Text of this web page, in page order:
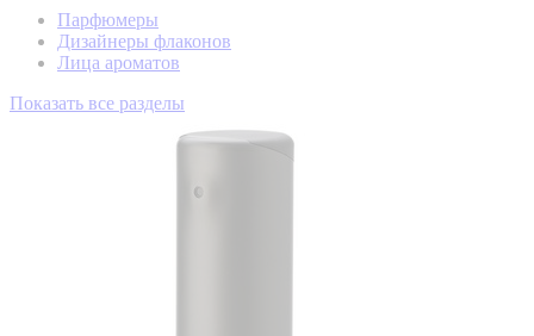
Парфюмеры
Дизайнеры флаконов
Лица ароматов
Показать все разделы